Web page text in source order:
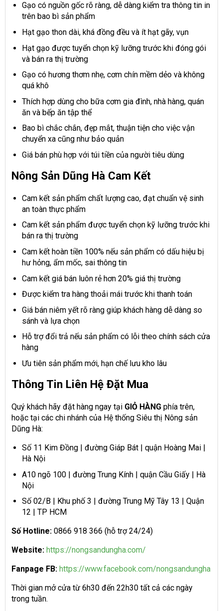
Gạo có nguồn gốc rõ ràng, dễ dàng kiểm tra thông tin in
trên bao bì sản phẩm
Hạt gạo thon dài, khá đồng đều và ít hạt gãy, vụn
Hạt gạo được tuyển chọn kỹ lưỡng trước khi đóng gói
và bán ra thị trường
Gạo có hương thơm nhẹ, cơm chín mềm dẻo và không
quá khô
Thích hợp dùng cho bữa cơm gia đình, nhà hàng, quán
ăn và bếp ăn tập thể
Bao bì chắc chắn, đẹp mắt, thuận tiện cho việc vận
chuyển xa cũng như bảo quản
Giá bán phù hợp với túi tiền của người tiêu dùng
Nông Sản Dũng Hà Cam Kết
Cam kết sản phẩm chất lượng cao, đạt chuẩn vệ sinh
an toàn thực phẩm
Cam kết sản phẩm được tuyển chọn kỹ lưỡng trước khi
bán ra thị trường
Cam kết hoàn tiền 100% nếu sản phẩm có dấu hiệu bị
hư hỏng, ẩm mốc, sai thông tin
Cam kết giá bán luôn rẻ hơn 20% giá thị trường
Được kiểm tra hàng thoải mái trước khi thanh toán
Giá bán niêm yết rõ ràng giúp khách hàng dễ dàng so
sánh và lựa chọn
Hỗ trợ đổi trả nếu sản phẩm có lỗi theo chính sách cửa
hàng
Ưu tiên sản phẩm mới, hạn chế lưu kho lâu
Thông Tin Liên Hệ Đặt Mua
Quý khách hãy đặt hàng ngay tại GIỎ HÀNG phía trên,
hoặc tại các chi nhánh của Hệ thống Siêu thị Nông sản
Dũng Hà:
Số 11 Kim Đồng | đường Giáp Bát | quận Hoàng Mai |
Hà Nội
A10 ngõ 100 | đường Trung Kính | quận Cầu Giấy | Hà
Nội
Số 02/B | Khu phố 3 | đường Trung Mỹ Tây 13 | Quận
12 | TP HCM
Số Hotline: 0866 918 366 (hỗ trợ 24/24)
Website: https://nongsandungha.com/
Fanpage FB: https://www.facebook.com/nongsandungha
Thời gian mở cửa từ 6h30 đến 22h30 tất cả các ngày
trong tuần.